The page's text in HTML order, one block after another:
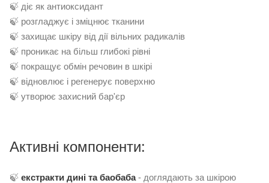
🍃 діє як антиоксидант
🍃 розгладжує і зміцнює тканини
🍃 захищає шкіру від дії вільних радикалів
🍃 проникає на більш глибокі рівні
🍃 покращує обмін речовин в шкірі
🍃 відновлює і регенерує поверхню
🍃 утворює захисний бар'єр
Активні компоненти:
🍃 екстракти дині та баобаба- доглядають за шкірою